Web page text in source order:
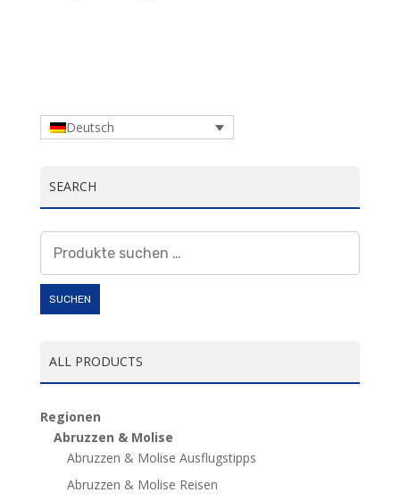
Deutsch
SEARCH
nach:
SUCHEN
ALL PRODUCTS
Regionen
Abruzzen & Molise
Abruzzen & Molise Ausflugstipps
Abruzzen & Molise Reisen